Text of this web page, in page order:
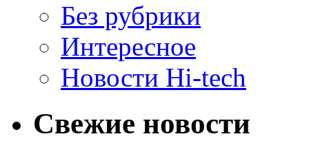
Без рубрики
Интересное
Новости Hi-tech
Свежие новости